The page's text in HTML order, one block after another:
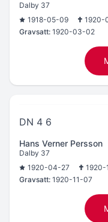
Dalby 37
1918-05-09
1920-
Gravsatt: 1920-03-02
DN 4 6
Hans Verner Persson
Dalby 37
1920-04-27
1920-
Gravsatt: 1920-11-07